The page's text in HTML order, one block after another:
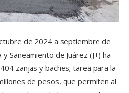
de 2024 a septiembre de
y Saneamiento de Juárez (J+) ha
zanjas y baches; tarea para la
de pesos, que permiten al